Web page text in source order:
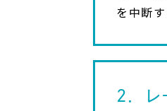
を中断
2．レ